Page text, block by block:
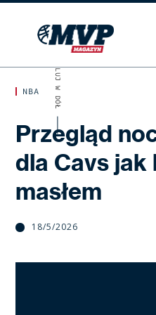
NBA
Przegląd
dla Cavs jak
masłem
18/5/2026
SKROLUJ W DÓŁ